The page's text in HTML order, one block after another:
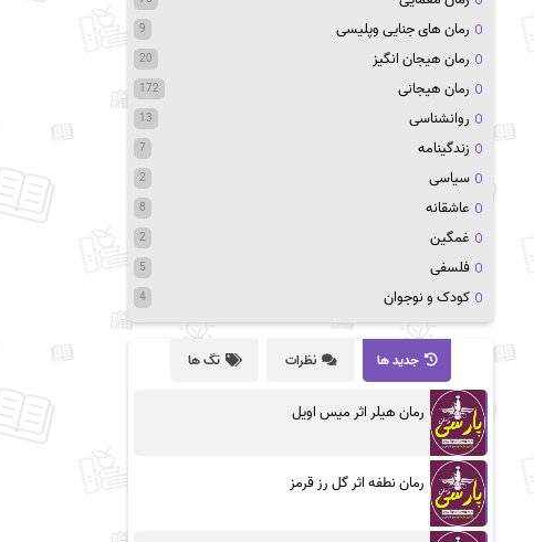
رمان های جنایی وپلیسی 9
رمان هیجان انگیز 20
رمان هیجانی 172
روانشناسی 13
زندگینامه 7
سیاسی 2
عاشقانه 8
غمگین 2
فلسفی 5
کودک و نوجوان 4
جدید ها نظرات تگ ها
رمان هیلر اثر میس اویل
رمان نطفه اثر گل رز قرمز